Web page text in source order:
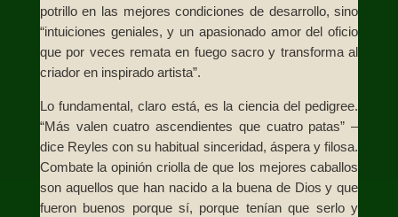
potrillo en las mejores condiciones de desarrollo, sino
“intuiciones geniales, y un apasionado amor del oficio
que por veces remata en fuego sacro y transforma al
criador en inspirado artista”.
Lo fundamental, claro está, es la ciencia del pedigree.
“Más valen cuatro ascendientes que cuatro patas” –
dice Reyles con su habitual sinceridad, áspera y filosa.
Combate la opinión criolla de que los mejores caballos
son aquellos que han nacido a la buena de Dios y que
fueron buenos porque sí, porque tenían que serlo y